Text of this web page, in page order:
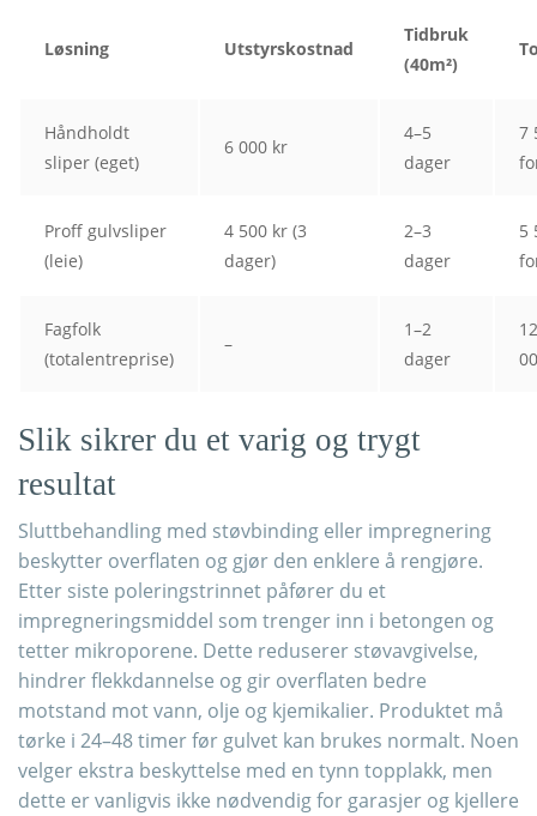
Løsning Utstyrskostnad
Tidbruk
(40m²)
Håndholdt
sliper (eget)
6 000 kr
4–5
dager
7
Proff gulvsliper
(leie)
4 500 kr (3
dager)
2–3
dager
5
Fagfolk
(totalentreprise)
–
1–2
dager
Slik sikrer du et varig og trygt
resultat
Sluttbehandling med støvbinding eller impregnering
beskytter overflaten og gjør den enklere å rengjøre.
Etter siste poleringstrinnet påfører du et
impregneringsmiddel som trenger inn i betongen og
tetter mikroporene. Dette reduserer støvavgivelse,
hindrer flekkdannelse og gir overflaten bedre
motstand mot vann, olje og kjemikalier. Produktet må
tørke i 24–48 timer før gulvet kan brukes normalt. Noen
velger ekstra beskyttelse med en tynn topplakk, men
dette er vanligvis ikke nødvendig for garasjer og kjellere